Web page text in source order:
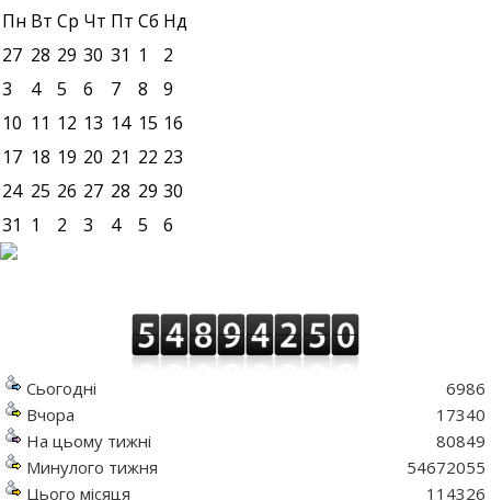
Пн Вт Ср Чт Пт Сб Нд
27 28 29 30 31 1
2
3
4 5 6 7 8
9
10 11 12 13 14 15 16
17 18 19 20 21 22 23
24 25 26 27 28 29 30
31 1 2 3 4 5 6
Сьогодні
Вчора
На цьому тижні
Минулого тижня
Цього місяця
6986
17340
80849
54672055
114326